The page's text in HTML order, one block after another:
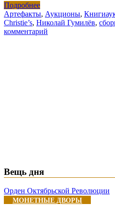
Подробнее
Артефакты, Аукционы, Книги
Christie’s, Николай Гумилёв,
комментарий
Вещь дня
Орден Октябрьской Революции
МОНЕТНЫЕ ДВОРЫ